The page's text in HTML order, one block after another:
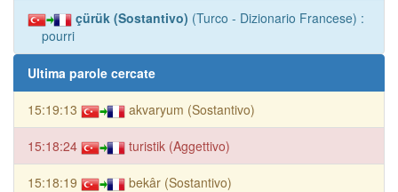
çürük (Sostantivo) (Turco - Dizionario Francese) :
pourri
Ultima parole cercate
15:19:13 akvaryum (Sostantivo)
15:18:24 turistik (Aggettivo)
15:18:19 bekâr (Sostantivo)